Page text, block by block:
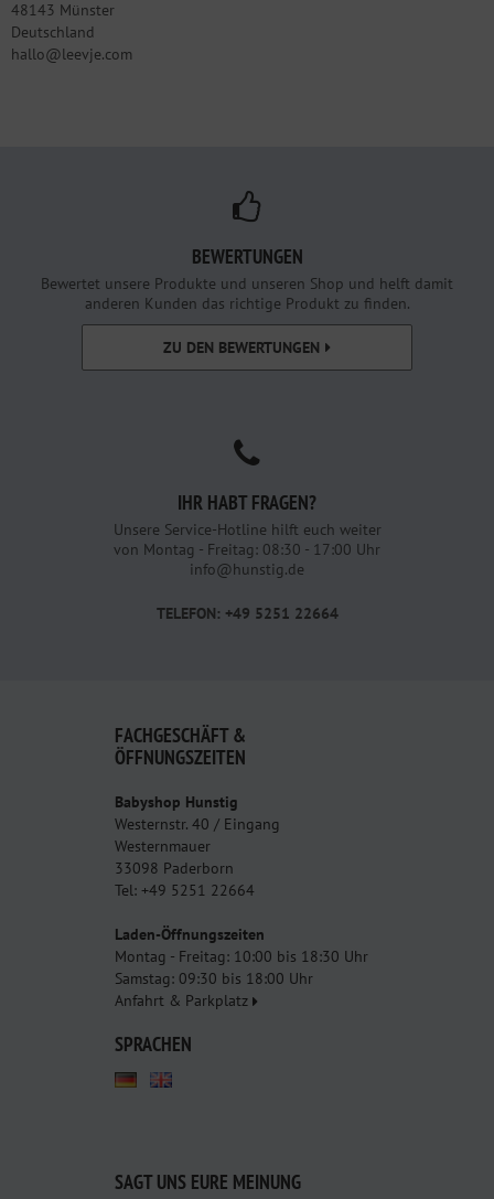
48143 Münster
Deutschland
hallo@leevje.com
BEWERTUNGEN
Bewertet unsere Produkte und unseren Shop und helft damit
anderen Kunden das richtige Produkt zu finden.
ZU DEN BEWERTUNGEN
IHR HABT FRAGEN?
Unsere Service-Hotline hilft euch weiter
von Montag - Freitag: 08:30 - 17:00 Uhr
info@hunstig.de
TELEFON: +49 5251 22664
FACHGESCHÄFT &
ÖFFNUNGSZEITEN
Babyshop Hunstig
Westernstr. 40 / Eingang
Westernmauer
33098 Paderborn
Tel: +49 5251 22664
Laden-Öffnungszeiten
Montag - Freitag: 10:00 bis 18:30 Uhr
Samstag: 09:30 bis 18:00 Uhr
Anfahrt & Parkplatz
SPRACHEN
SAGT UNS EURE MEINUNG